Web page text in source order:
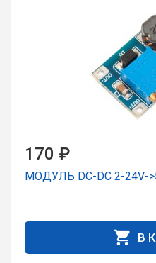
170 ₽
МОДУЛЬ DC-DC 2-24V-
В